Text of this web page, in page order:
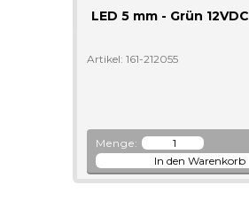
LED 5 mm - Grün 12VDC
Artikel: 161-212055
Menge: